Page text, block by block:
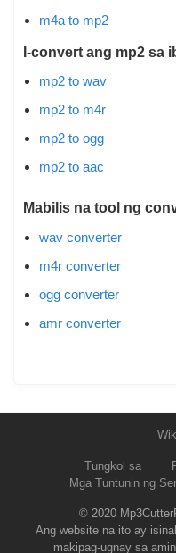
m4a to mp2
I-convert ang mp2 sa
mp2 to wav
mp2 to m4r
mp2 to ogg
mp2 to aac
Mabilis na tool ng
wav converter
m4r converter
ogg converter
amr converter
Tungkol sa
Mga Tuntunin ng
© 2020
Ang website na ito ay
makipag-ugnay sa